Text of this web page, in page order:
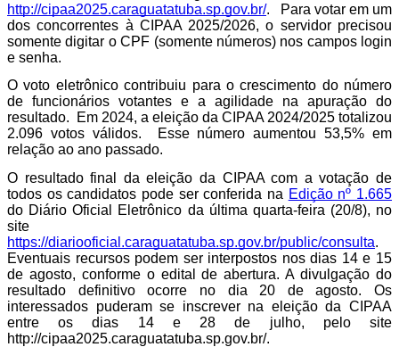
http://cipaa2025.caraguatatuba.sp.gov.br/.   Para votar em um
dos concorrentes à CIPAA 2025/2026, o servidor precisou
somente digitar o CPF (somente números) nos campos login
e senha.
O voto eletrônico contribuiu para o crescimento do número
de funcionários votantes e a agilidade na apuração do
resultado.  Em 2024, a eleição da CIPAA 2024/2025 totalizou
2.096 votos válidos.  Esse número aumentou 53,5% em
relação ao ano passado.
O resultado final da eleição da CIPAA com a votação de
todos os candidatos pode ser conferida na Edição nº 1.665
do Diário Oficial Eletrônico da última quarta-feira (20/8), no
https://diariooficial.caraguatatuba.sp.gov.br/public/consulta.
Eventuais recursos podem ser interpostos nos dias 14 e 15
de agosto, conforme o edital de abertura. A divulgação do
resultado definitivo ocorre no dia 20 de agosto. Os
interessados puderam se inscrever na eleição da CIPAA
entre os dias 14 e 28 de julho, pelo site
http://cipaa2025.caraguatatuba.sp.gov.br/.